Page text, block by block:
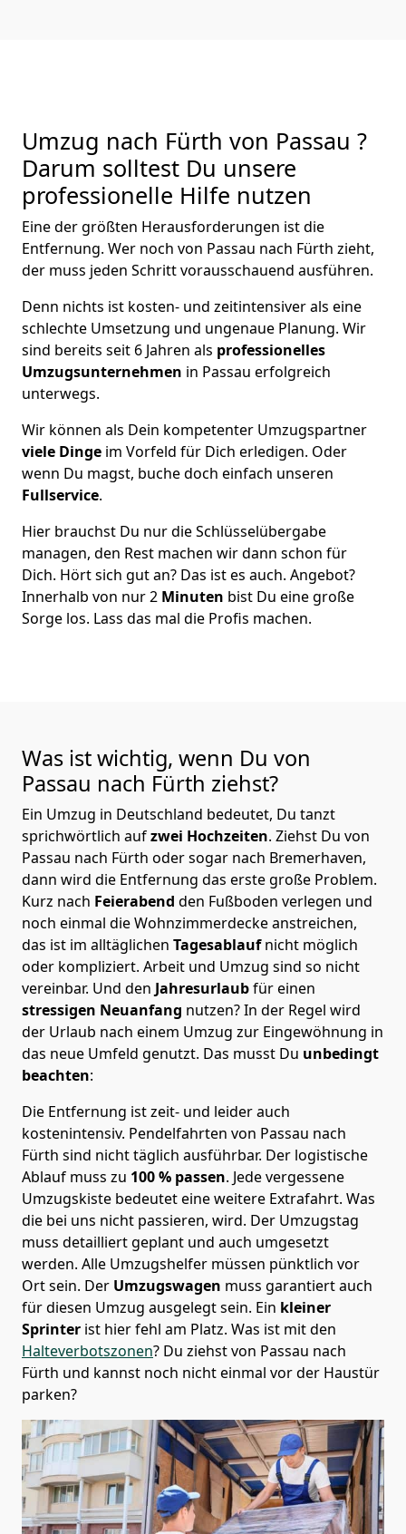
Umzug nach Fürth von Passau ?
Darum solltest Du unsere
professionelle Hilfe nutzen
Eine der größten Herausforderungen ist die
Entfernung. Wer noch von Passau nach Fürth zieht,
der muss jeden Schritt vorausschauend ausführen.
Denn nichts ist kosten- und zeitintensiver als eine
schlechte Umsetzung und ungenaue Planung. Wir
sind bereits seit 6 Jahren als professionelles
Umzugsunternehmen in Passau erfolgreich
unterwegs.
Wir können als Dein kompetenter Umzugspartner
viele Dinge im Vorfeld für Dich erledigen. Oder
wenn Du magst, buche doch einfach unseren
Fullservice.
Hier brauchst Du nur die Schlüsselübergabe
managen, den Rest machen wir dann schon für
Dich. Hört sich gut an? Das ist es auch. Angebot?
Innerhalb von nur 2 Minuten bist Du eine große
Sorge los. Lass das mal die Profis machen.
Was ist wichtig, wenn Du von
Passau nach Fürth ziehst?
Ein Umzug in Deutschland bedeutet, Du tanzt
sprichwörtlich aufzwei Hochzeiten. Ziehst Du von
Passau nach Fürth oder sogar nach Bremer­haven,
dann wird die Entfernung das erste große Problem.
Kurz nach Feierabend den Fußboden verlegen und
noch einmal die Wohnzimmerdecke anstreichen,
das ist im alltäglichen Tagesablaufnicht möglich
oder kompliziert. Arbeit und Umzug sind so nicht
vereinbar. Und den Jahresurlaubfür einen
stressigen Neuanfang nutzen? In der Regel wird
der Urlaub nach einem Umzug zur Eingewöhnung in
das neue Umfeld genutzt. Das musst Du unbedingt
beachten:
Die Entfernung ist zeit- und leider auch
kostenintensiv. Pendelfahrten von Passau nach
Fürth sind nicht täglich ausführbar. Der logistische
Ablauf muss zu 100 % passen. Jede vergessene
Umzugskiste bedeutet eine weitere Extrafahrt. Was
die bei uns nicht passieren, wird. Der Umzugstag
muss detailliert geplant und auch umgesetzt
werden. Alle Umzugshelfer müssen pünktlich vor
Ort sein. Der Umzugswagen muss garantiert auch
für diesen Umzug ausgelegt sein. Ein kleiner
Sprinter ist hier fehl am Platz. Was ist mit den
Halteverbotszonen? Du ziehst von Passau nach
Fürth und kannst noch nicht einmal vor der Haustür
parken?